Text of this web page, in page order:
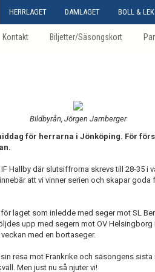
HERRLAGET DAMLAGET BOLL & LEK
Kontakt Biljetter/Säsongskort
Bildbyrån, Jörgen Jarnberger
för herrarna i Jönköping. För
Hallby där slutsiffrorna skrevs till 28-35 i
att vi vinner serien och skapar
laget som inledde med seger mot SL
upp med segern mot OV
med en bortaseger.
resa mot Frankrike och säsongens sista
Men just nu så njuter vi!